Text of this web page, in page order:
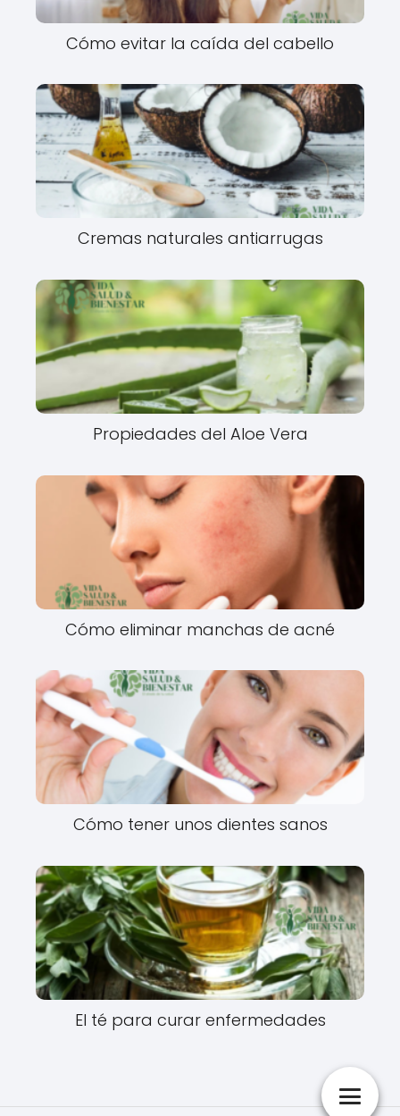
Cómo evitar la caída del cabello
Cremas naturales antiarrugas
Propiedades del Aloe Vera
Cómo eliminar manchas de acné
Cómo tener unos dientes sanos
El té para curar enfermedades